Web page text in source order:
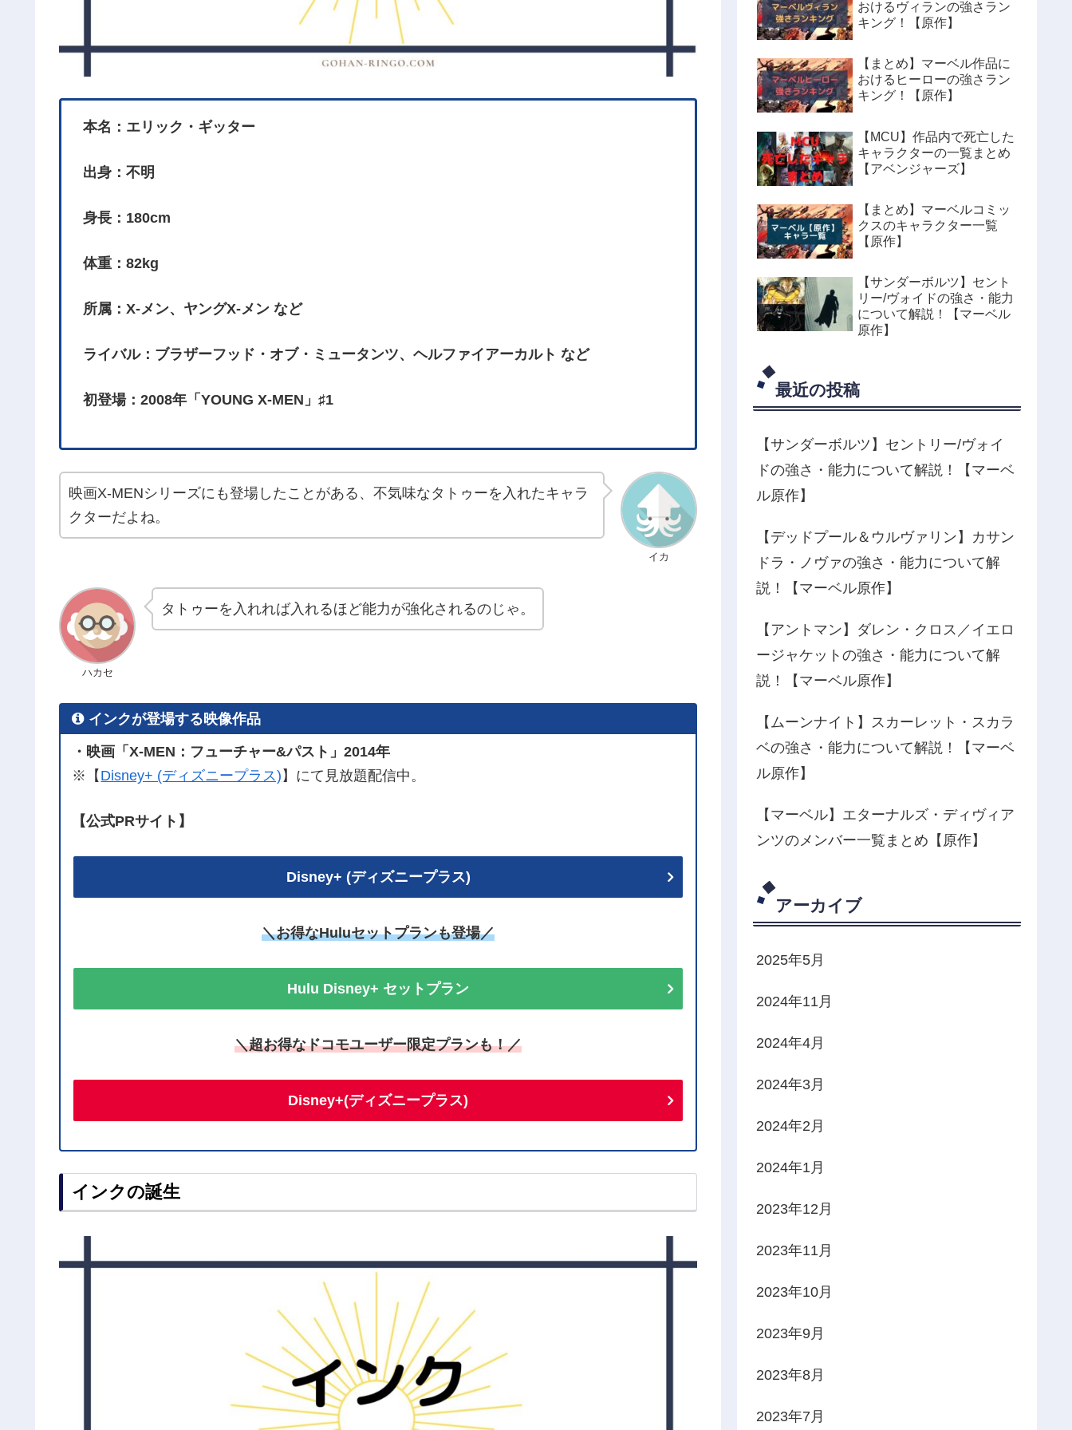
本名：エリック・ギッター
出身：不明
身長：180cm
体重：82kg
所属：X-メン、ヤングX-メン など
ライバル：ブラザーフッド・オブ・ミュータンツ、ヘルファイアーカルト など
初登場：2008年「YOUNG X-MEN」♯1
イカ
映画X-MENシリーズにも登場したことがある、不気味なタトゥーを入れたキャラ
クターだよね。
ハカセ
タトゥーを入れれば入れるほど能力が強化されるのじゃ。
インクが登場する映像作品
・映画「X-MEN：フューチャー&パスト」2014年
※【 Disney+ (ディズニープラス) 】にて見放題配信中。
【公式PRサイト】
Disney+ (ディズニープラス)
＼お得なHuluセットプランも登場／
Hulu Disney+ セットプラン
＼超お得なドコモユーザー限定プランも！／
Disney+(ディズニープラス)
インクの誕生
おけるヴィランの強さラン
キング！【原作】
【まとめ】マーベル作品に
おけるヒーローの強さラン
キング！【原作】
【MCU】作品内で死亡した
キャラクターの一覧まとめ
【アベンジャーズ】
【まとめ】マーベルコミッ
クスのキャラクター一覧
【原作】
【サンダーボルツ】セント
リー/ヴォイドの強さ・能力
について解説！【マーベル
原作】
最近の投稿
【サンダーボルツ】セントリー/ヴォイ
ドの強さ・能力について解説！【マーベ
ル原作】
【デッドプール＆ウルヴァリン】カサン
ドラ・ノヴァの強さ・能力について解
説！【マーベル原作】
【アントマン】ダレン・クロス／イエロ
ージャケットの強さ・能力について解
説！【マーベル原作】
【ムーンナイト】スカーレット・スカラ
ベの強さ・能力について解説！【マーベ
ル原作】
【マーベル】エターナルズ・ディヴィア
ンツのメンバー一覧まとめ【原作】
アーカイブ
2025年5月
2024年11月
2024年4月
2024年3月
2024年2月
2024年1月
2023年12月
2023年11月
2023年10月
2023年9月
2023年8月
2023年7月